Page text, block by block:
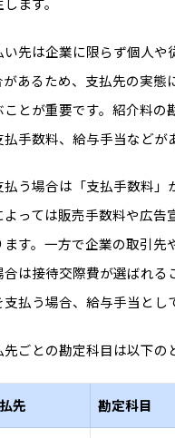
先は企業に限らず個人や
あるため、支払先の実態
ことが重要です。紹介料の
手数料、給与手当などが
う場合は「支払手数料」
っては販売手数料や広告
す。一方で企業の取引先
合は接待交際費が選ばれる
払う場合、給与手当とし
ごとの勘定科目は以下の
先 勘定科目